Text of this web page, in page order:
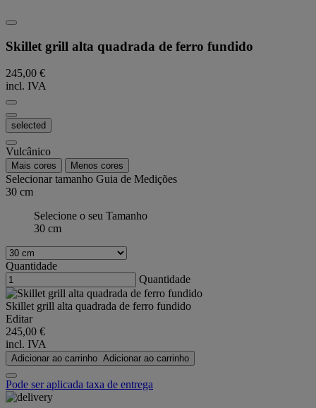
Skillet grill alta quadrada de ferro fundido
245,00 €
incl. IVA
selected
Vulcânico
Mais cores Menos cores
Selecionar tamanho Guia de Medições
30 cm
Selecione o seu Tamanho
30 cm
Quantidade
Quantidade
Skillet grill alta quadrada de ferro fundido
Editar
245,00 €
incl. IVA
Adicionar ao carrinho Adicionar ao carrinho
Pode ser aplicada taxa de entrega